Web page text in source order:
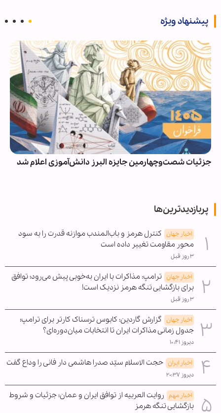
پیشنهاد ویژه
جزئیات شصت‌وچهارمین جایزه البرز دانش‌آموزی اعلام شد
پربازدیدترین‌ها
اخبار جهان کنترل هرمز و باب‌المندب موازنه قدرت را به سود
محور مقاومت تغییر داده است
۳ روز قبل
اخبار جهان ترامپ: مذاکرات با ایران به‌خوبی پیش می‌رود؛ توافق
برای بازگشایی تنگه هرمز نزدیک است!
۳ روز قبل
اخبار جهان گزارش گاردین: کابوس ترسناک کارتر برای ترامپ؛
جدول زمانی مذاکرات ایران تا انتخابات میان‌دوره‌ای؟
دیروز ۱۰:۴۱
اخبار ایران حجت الاسلام سیّد صدرا هاشمی دار فانی را وداع گفت
دیروز ۲۰:۳۷
اخبار مهم روایت العربیه از توافق ایران و عمان؛ جزئیات و شروط
بازگشایی تنگه هرمز